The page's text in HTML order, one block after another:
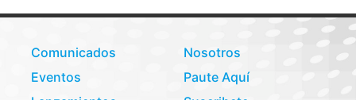
Comunicados
Eventos
Nosotros
Paute Aquí